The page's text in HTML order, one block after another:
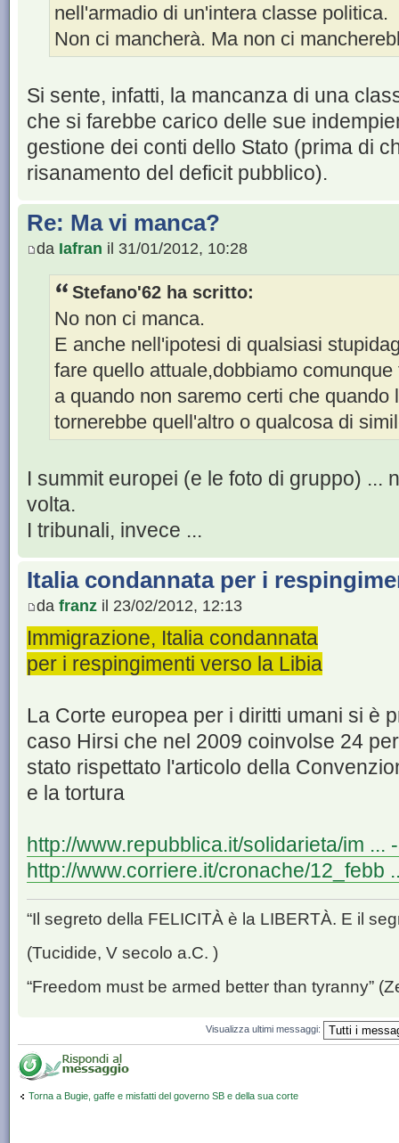
nell'armadio di un'intera classe politica.
Non ci mancherà. Ma non ci
Si sente, infatti, la mancanza di una
che si farebbe carico delle sue
gestione dei conti dello Stato (prima di
risanamento del deficit pubblico).
Re: Ma vi manca?
da Iafran il 31/01/2012, 10:28
Stefano'62 ha scritto:
No non ci manca.
E anche nell'ipotesi di qualsiasi
fare quello attuale,dobbiamo
a quando non saremo certi che quando
tornerebbe quell'altro o qualcosa di
I summit europei (e le foto di gruppo) ...
volta.
I tribunali, invece ...
Italia condannata per i
da franz il 23/02/2012, 12:13
Immigrazione, Italia condannata
per i respingimenti verso la Libia
La Corte europea per i diritti umani si è
caso Hirsi che nel 2009 coinvolse 24
stato rispettato l'articolo della
e la tortura
http://www.repubblica.it/solidarieta/im ...
http://www.corriere.it/cronache/12_febb
“Il segreto della FELICITÀ è la LIBERTÀ. E il
(Tucidide, V secolo a.C. )
“Freedom must be armed better than tyranny”
Visualizza ultimi messaggi:
Torna a Bugie, gaffe e misfatti del governo SB e della sua corte